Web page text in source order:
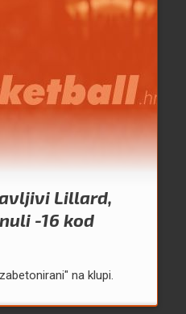
Lillard,
-16 kod
na klupi.